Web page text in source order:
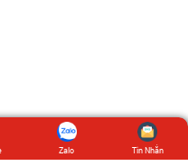
Zalo Tin Nhắn